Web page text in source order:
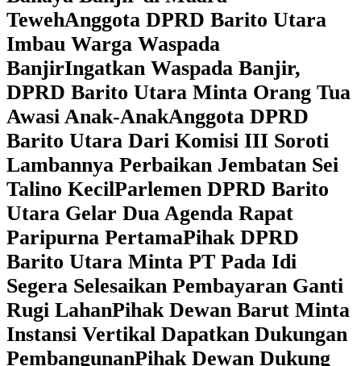
TewehAnggota DPRD Barito Utara
Imbau Warga Waspada
BanjirIngatkan Waspada Banjir,
DPRD Barito Utara Minta Orang Tua
Awasi Anak-AnakAnggota DPRD
Barito Utara Dari Komisi III Soroti
Lambannya Perbaikan Jembatan Sei
Talino KecilParlemen DPRD Barito
Utara Gelar Dua Agenda Rapat
Paripurna PertamaPihak DPRD
Barito Utara Minta PT Pada Idi
Segera Selesaikan Pembayaran Ganti
Rugi LahanPihak Dewan Barut Minta
Instansi Vertikal Dapatkan Dukungan
PembangunanPihak Dewan Dukung